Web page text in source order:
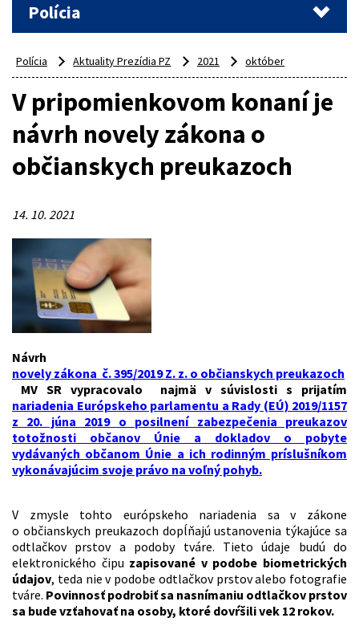
Polícia
Polícia Aktuality Prezídia PZ 2021 október
V pripomienkovom konaní je
návrh novely zákona o
občianskych preukazoch
14. 10. 2021
Návrh
novely zákona č. 395/2019 Z. z. o občianskych preukazoch
MV SR vypracovalo najmä v súvislosti s prijatím
nariadenia Európskeho parlamentu a Rady (EÚ) 2019/1157
z 20. júna 2019 o posilnení zabezpečenia preukazov
totožnosti občanov Únie a dokladov o pobyte
vydávaných občanom Únie a ich rodinným príslušníkom
vykonávajúcim svoje právo na voľný pohyb.
V zmysle tohto európskeho nariadenia sa v zákone
o občianskych preukazoch dopĺňajú ustanovenia týkajúce sa
odtlačkov prstov a podoby tváre. Tieto údaje budú do
elektronického čipu zapisované v podobe biometrických
údajov, teda nie v podobe odtlačkov prstov alebo fotografie
tváre. Povinnosť podrobiť sa nasnímaniu odtlačkov prstov
sa bude vzťahovať na osoby, ktoré dovŕšili vek 12 rokov.